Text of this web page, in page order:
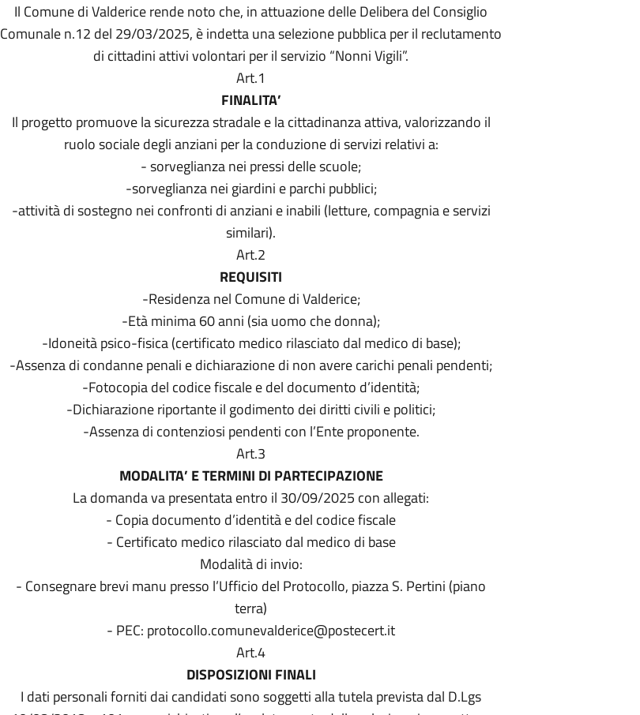
Il Comune di Valderice rende noto che, in attuazione delle Delibera del Consiglio
Comunale n.12 del 29/03/2025, è indetta una selezione pubblica per il reclutamento
di cittadini attivi volontari per il servizio “Nonni Vigili”.
Art.1
FINALITA’
Il progetto promuove la sicurezza stradale e la cittadinanza attiva, valorizzando il
ruolo sociale degli anziani per la conduzione di servizi relativi a:
- sorveglianza nei pressi delle scuole;
-sorveglianza nei giardini e parchi pubblici;
-attività di sostegno nei confronti di anziani e inabili (letture, compagnia e servizi
similari).
Art.2
REQUISITI
-Residenza nel Comune di Valderice;
-Età minima 60 anni (sia uomo che donna);
-Idoneità psico-fisica (certificato medico rilasciato dal medico di base);
-Assenza di condanne penali e dichiarazione di non avere carichi penali pendenti;
-Fotocopia del codice fiscale e del documento d’identità;
-Dichiarazione riportante il godimento dei diritti civili e politici;
-Assenza di contenziosi pendenti con l’Ente proponente.
Art.3
MODALITA’ E TERMINI DI PARTECIPAZIONE
La domanda va presentata entro il 30/09/2025 con allegati:
- Copia documento d’identità e del codice fiscale
- Certificato medico rilasciato dal medico di base
Modalità di invio:
- Consegnare brevi manu presso l’Ufficio del Protocollo, piazza S. Pertini (piano
terra)
- PEC: protocollo.comunevalderice@postecert.it
Art.4
DISPOSIZIONI FINALI
I dati personali forniti dai candidati sono soggetti alla tutela prevista dal D.Lgs